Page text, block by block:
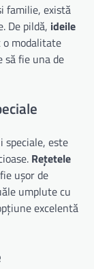
familie, există
De pildă, ideile
modalitate
să fie una de
speciale, este
Rețetele
ușor de
umplute cu
excelentă